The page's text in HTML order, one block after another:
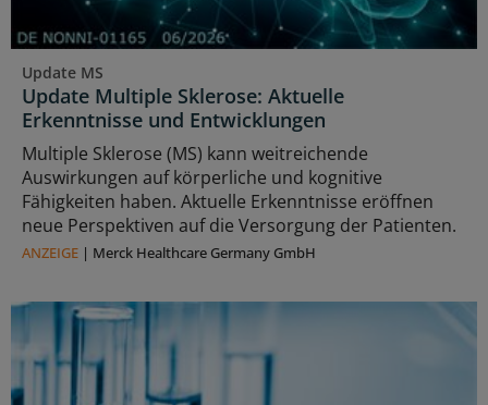
Update MS
Update Multiple Sklerose: Aktuelle
Erkenntnisse und Entwicklungen
Multiple Sklerose (MS) kann weitreichende
Auswirkungen auf körperliche und kognitive
Fähigkeiten haben. Aktuelle Erkenntnisse eröffnen
neue Perspektiven auf die Versorgung der Patienten.
ANZEIGE | Merck Healthcare Germany GmbH